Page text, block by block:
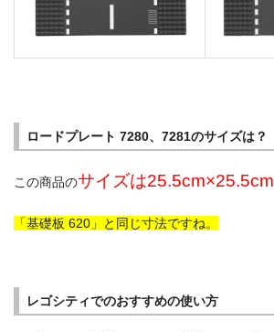
ロードプレート 7280、7281のサイズは？
この商品のサイズは25.5cm×25.5cm
「基礎板 620」と同じ寸法ですね。
レゴシティでのおすすめの使い方